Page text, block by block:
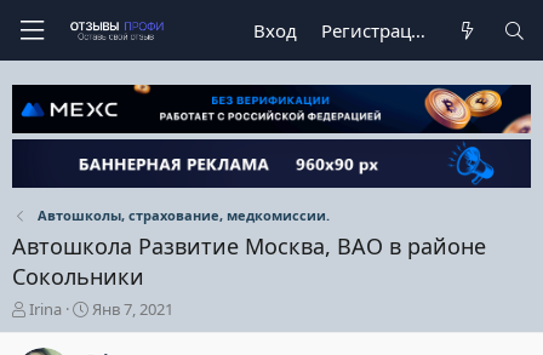
Вход Регистрация
Автошколы, страхование, медкомиссии.
Автошкола Развитие Москва, ВАО в районе
Сокольники
А
в
Irina
Д
а
Янв 7, 2021